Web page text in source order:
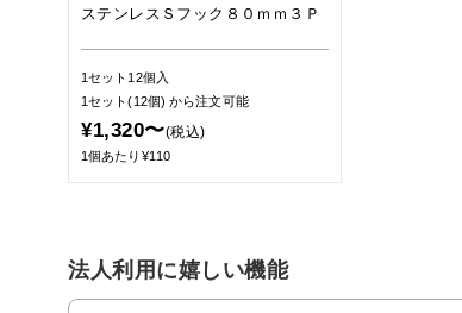
ステンレスＳフック８０ｍｍ３Ｐ
1セット12個入
1セット(12個)から注文可能
¥1,320〜(税込)
1個あたり¥110
法人利用に嬉しい機能